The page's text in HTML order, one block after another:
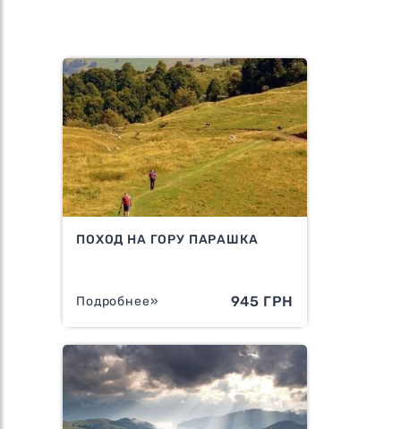
ПОХОД НА ГОРУ ПАРАШКА
Подробнее» 945 ГРН